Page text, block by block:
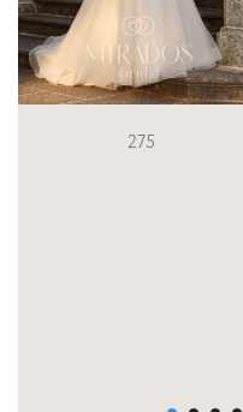
Erola